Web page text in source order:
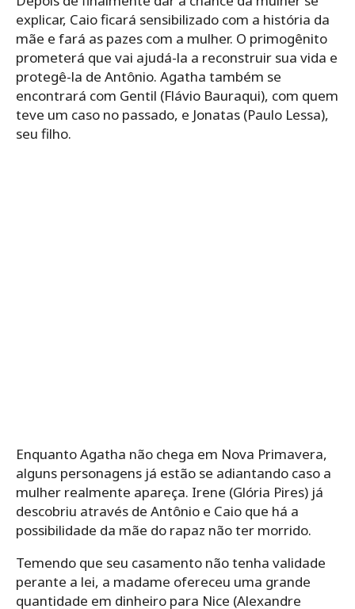
explicar, Caio ficará sensibilizado com a história da
mãe e fará as pazes com a mulher. O primogênito
prometerá que vai ajudá-la a reconstruir sua vida e
protegê-la de Antônio. Agatha também se
encontrará com Gentil (Flávio Bauraqui), com quem
teve um caso no passado, e Jonatas (Paulo Lessa),
seu filho.
Enquanto Agatha não chega em Nova Primavera,
alguns personagens já estão se adiantando caso a
mulher realmente apareça. Irene (Glória Pires) já
descobriu através de Antônio e Caio que há a
possibilidade da mãe do rapaz não ter morrido.
Temendo que seu casamento não tenha validade
perante a lei, a madame ofereceu uma grande
quantidade em dinheiro para Nice (Alexandre